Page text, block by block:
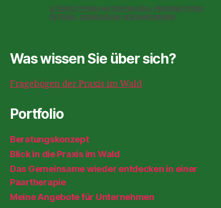
STEREOTYPEN HINTERFRAGEN. PERSPEKTIVEN
ÖFFNEN. GEMEINSAM VORANKOMMEN
Was wissen Sie über sich?
Fragebogen der Praxis im Wald
Portfolio
Beratungskonzept
Blick in die Praxis im Wald
Das Gemeinsame wieder entdecken in einer
Paartherapie
Meine Angebote für Unternehmen